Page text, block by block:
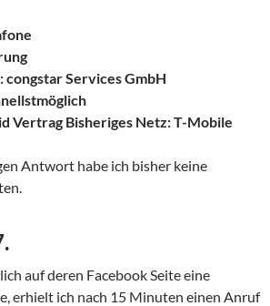
Services GmbH
Vertrag Bisheriges Netz: T-Mobile
Antwort habe ich bisher keine
auf deren Facebook Seite eine
erhielt ich nach 15 Minuten einen Anruf